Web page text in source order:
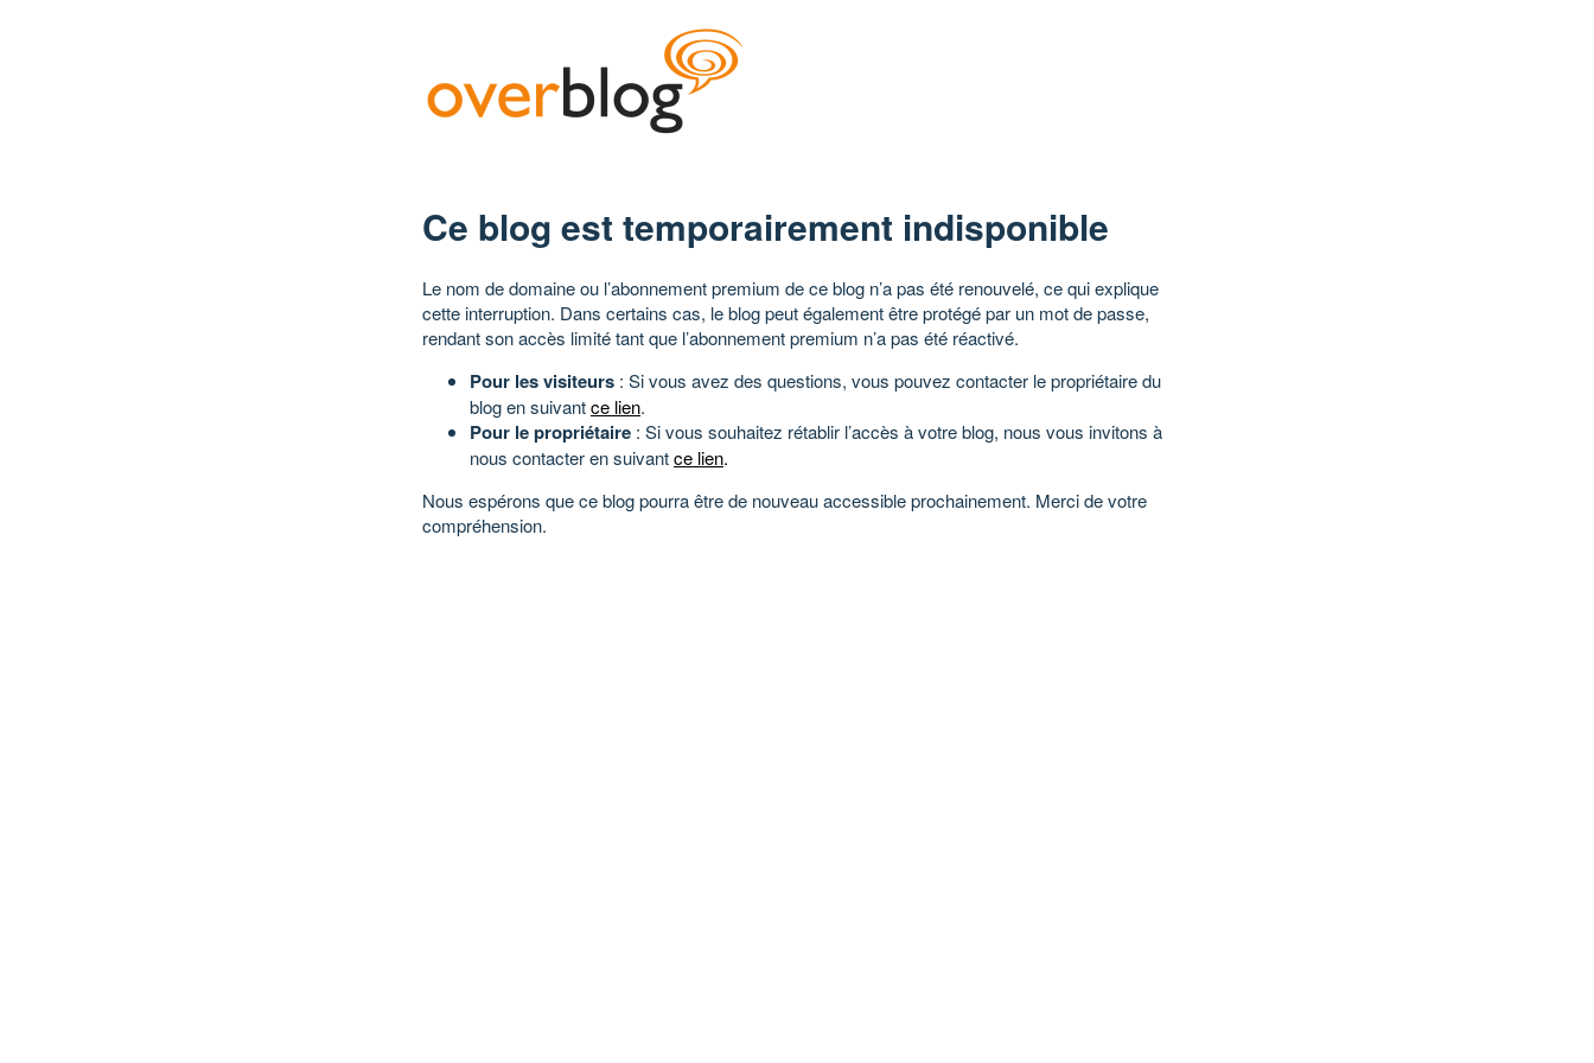
Ce blog est temporairement indisponible
Le nom de domaine ou l’abonnement premium de ce blog n’a pas été renouvelé, ce qui explique
cette interruption. Dans certains cas, le blog peut également être protégé par un mot de passe,
rendant son accès limité tant que l’abonnement premium n’a pas été réactivé.
Pour les visiteurs : Si vous avez des questions, vous pouvez contacter le propriétaire du
blog en suivantce lien.
Pour le propriétaire : Si vous souhaitez rétablir l’accès à votre blog, nous vous invitons à
nous contacter en suivantce lien.
Nous espérons que ce blog pourra être de nouveau accessible prochainement. Merci de votre
compréhension.